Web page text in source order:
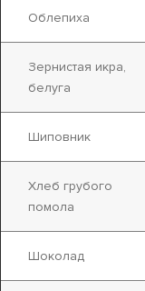
Облепиха
Зернистая икра,
белуга
Шиповник
Хлеб грубого
помола
Шоколад